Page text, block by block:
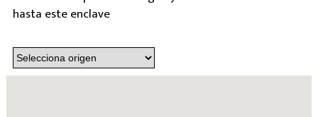
hasta este enclave